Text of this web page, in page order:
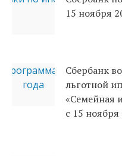
15 ноября
Сбербанк
льготной
«Семейная
с 15